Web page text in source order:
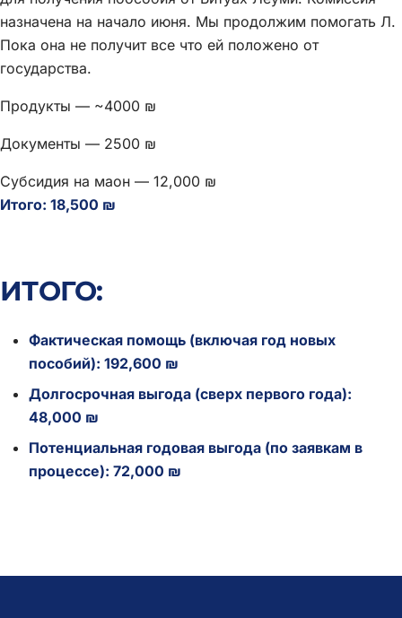
назначена на начало июня. Мы продолжим помогать Л.
Пока она не получит все что ей положено от
государства.
Продукты — ~4000 ₪
Документы — 2500 ₪
Субсидия на маон — 12,000 ₪
Итого: 18,500 ₪
ИТОГО:
Фактическая помощь (включая год новых
пособий): 192,600 ₪
Долгосрочная выгода (сверх первого года):
48,000 ₪
Потенциальная годовая выгода (по заявкам в
процессе): 72,000 ₪